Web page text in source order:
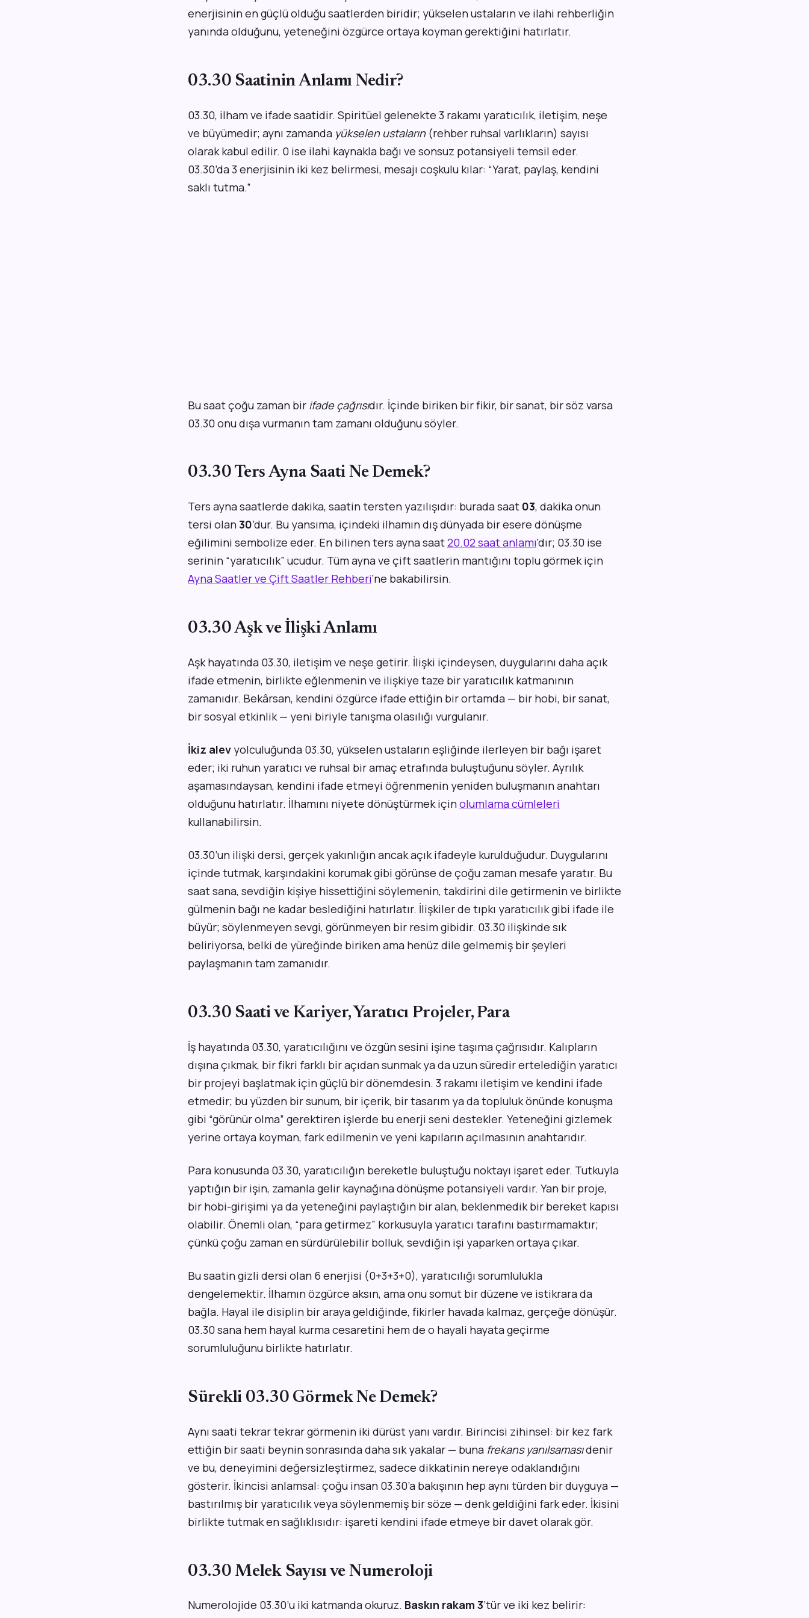
enerjisinin en güçlü olduğu saatlerden biridir; yükselen ustaların ve ilahi rehberliğin
yanında olduğunu, yeteneğini özgürce ortaya koyman gerektiğini hatırlatır.
03.30 Saatinin Anlamı Nedir?
03.30, ilham ve ifade saatidir. Spiritüel gelenekte 3 rakamı yaratıcılık, iletişim, neşe
ve büyümedir; aynı zamanda yükselen ustaların(rehber ruhsal varlıkların) sayısı
olarak kabul edilir. 0 ise ilahi kaynakla bağı ve sonsuz potansiyeli temsil eder.
03.30’da 3 enerjisinin iki kez belirmesi, mesajı coşkulu kılar: “Yarat, paylaş, kendini
saklı tutma.”
Bu saat çoğu zaman bir ifade çağrısıdır. İçinde biriken bir fikir, bir sanat, bir söz varsa
03.30 onu dışa vurmanın tam zamanı olduğunu söyler.
03.30 Ters Ayna Saati Ne Demek?
Ters ayna saatlerde dakika, saatin tersten yazılışıdır: burada saat 03, dakika onun
tersi olan30’dur. Bu yansıma, içindeki ilhamın dış dünyada bir esere dönüşme
eğilimini sembolize eder. En bilinen ters ayna saat20.02 saat anlamı’dır; 03.30 ise
serinin “yaratıcılık” ucudur. Tüm ayna ve çift saatlerin mantığını toplu görmek için
Ayna Saatler ve Çift Saatler Rehberi’ne bakabilirsin.
03.30 Aşk ve İlişki Anlamı
Aşk hayatında 03.30, iletişim ve neşe getirir. İlişki içindeysen, duygularını daha açık
ifade etmenin, birlikte eğlenmenin ve ilişkiye taze bir yaratıcılık katmanının
zamanıdır. Bekârsan, kendini özgürce ifade ettiğin bir ortamda — bir hobi, bir sanat,
bir sosyal etkinlik — yeni biriyle tanışma olasılığı vurgulanır.
İkiz alev yolculuğunda 03.30, yükselen ustaların eşliğinde ilerleyen bir bağı işaret
eder; iki ruhun yaratıcı ve ruhsal bir amaç etrafında buluştuğunu söyler. Ayrılık
aşamasındaysan, kendini ifade etmeyi öğrenmenin yeniden buluşmanın anahtarı
olduğunu hatırlatır. İlhamını niyete dönüştürmek içinolumlama cümleleri
kullanabilirsin.
03.30’un ilişki dersi, gerçek yakınlığın ancak açık ifadeyle kurulduğudur. Duygularını
içinde tutmak, karşındakini korumak gibi görünse de çoğu zaman mesafe yaratır. Bu
saat sana, sevdiğin kişiye hissettiğini söylemenin, takdirini dile getirmenin ve birlikte
gülmenin bağı ne kadar beslediğini hatırlatır. İlişkiler de tıpkı yaratıcılık gibi ifade ile
büyür; söylenmeyen sevgi, görünmeyen bir resim gibidir. 03.30 ilişkinde sık
beliriyorsa, belki de yüreğinde biriken ama henüz dile gelmemiş bir şeyleri
paylaşmanın tam zamanıdır.
03.30 Saati ve Kariyer, Yaratıcı Projeler, Para
İş hayatında 03.30, yaratıcılığını ve özgün sesini işine taşıma çağrısıdır. Kalıpların
dışına çıkmak, bir fikri farklı bir açıdan sunmak ya da uzun süredir ertelediğin yaratıcı
bir projeyi başlatmak için güçlü bir dönemdesin. 3 rakamı iletişim ve kendini ifade
etmedir; bu yüzden bir sunum, bir içerik, bir tasarım ya da topluluk önünde konuşma
gibi “görünür olma” gerektiren işlerde bu enerji seni destekler. Yeteneğini gizlemek
yerine ortaya koyman, fark edilmenin ve yeni kapıların açılmasının anahtarıdır.
Para konusunda 03.30, yaratıcılığın bereketle buluştuğu noktayı işaret eder. Tutkuyla
yaptığın bir işin, zamanla gelir kaynağına dönüşme potansiyeli vardır. Yan bir proje,
bir hobi-girişimi ya da yeteneğini paylaştığın bir alan, beklenmedik bir bereket kapısı
olabilir. Önemli olan, “para getirmez” korkusuyla yaratıcı tarafını bastırmamaktır;
çünkü çoğu zaman en sürdürülebilir bolluk, sevdiğin işi yaparken ortaya çıkar.
Bu saatin gizli dersi olan 6 enerjisi (0+3+3+0), yaratıcılığı sorumlulukla
dengelemektir. İlhamın özgürce aksın, ama onu somut bir düzene ve istikrara da
bağla. Hayal ile disiplin bir araya geldiğinde, fikirler havada kalmaz, gerçeğe dönüşür.
03.30 sana hem hayal kurma cesaretini hem de o hayali hayata geçirme
sorumluluğunu birlikte hatırlatır.
Sürekli 03.30 Görmek Ne Demek?
Aynı saati tekrar tekrar görmenin iki dürüst yanı vardır. Birincisi zihinsel: bir kez fark
ettiğin bir saati beynin sonrasında daha sık yakalar — buna frekans yanılsamasıdenir
ve bu, deneyimini değersizleştirmez, sadece dikkatinin nereye odaklandığını
gösterir. İkincisi anlamsal: çoğu insan 03.30’a bakışının hep aynı türden bir duyguya —
bastırılmış bir yaratıcılık veya söylenmemiş bir söze — denk geldiğini fark eder. İkisini
birlikte tutmak en sağlıklısıdır: işareti kendini ifade etmeye bir davet olarak gör.
03.30 Melek Sayısı ve Numeroloji
Numerolojide 03.30’u iki katmanda okuruz. Baskın rakam 3’tür ve iki kez belirir: